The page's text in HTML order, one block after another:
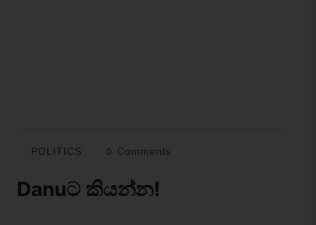
POLITICS 0 Comments